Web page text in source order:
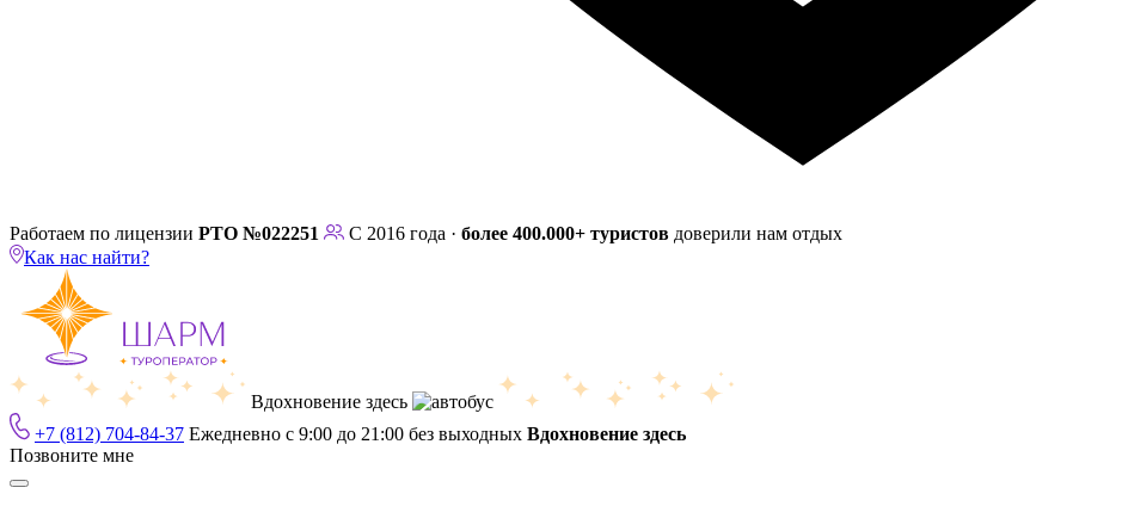
Работаем по лицензии РТО №022251 С 2016 года · более 400.000+ туристов доверили нам отдых
Как нас найти?
Вдохновение здесь
+7 (812) 704-84-37 Ежедневно с 9:00 до 21:00 без выходных Вдохновение здесь
Позвоните мне